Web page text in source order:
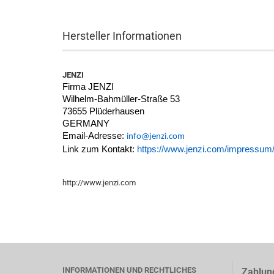
Hersteller Informationen
JENZI
Firma JENZI
Wilhelm-Bahmüller-Straße 53
73655 Plüderhausen
GERMANY
Email-Adresse: info@jenzi.com
Link zum Kontakt: https://www.jenzi.com/impressum/
http://www.jenzi.com
INFORMATIONEN UND RECHTLICHES